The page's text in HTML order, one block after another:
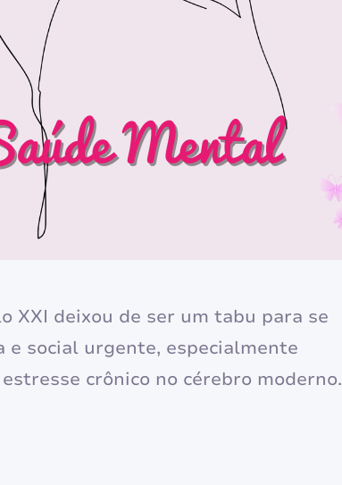
XXI deixou de ser um tabu para se
social urgente, especialmente
crônico no cérebro moderno.
aplicada nos mostra que